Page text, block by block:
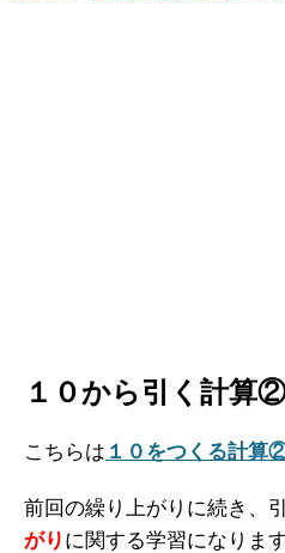
１０から引く計算②
こちらは １０をつくる計算
前回の繰り上がりに続き、
がり に関する学習になります